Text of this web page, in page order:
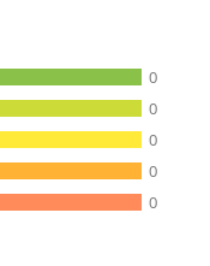
0
0
0
0
0